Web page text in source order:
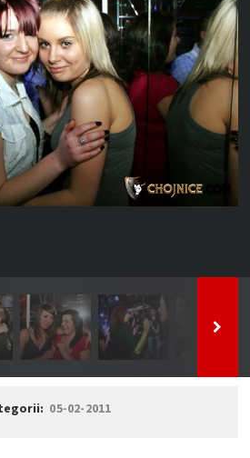
05-02-2011